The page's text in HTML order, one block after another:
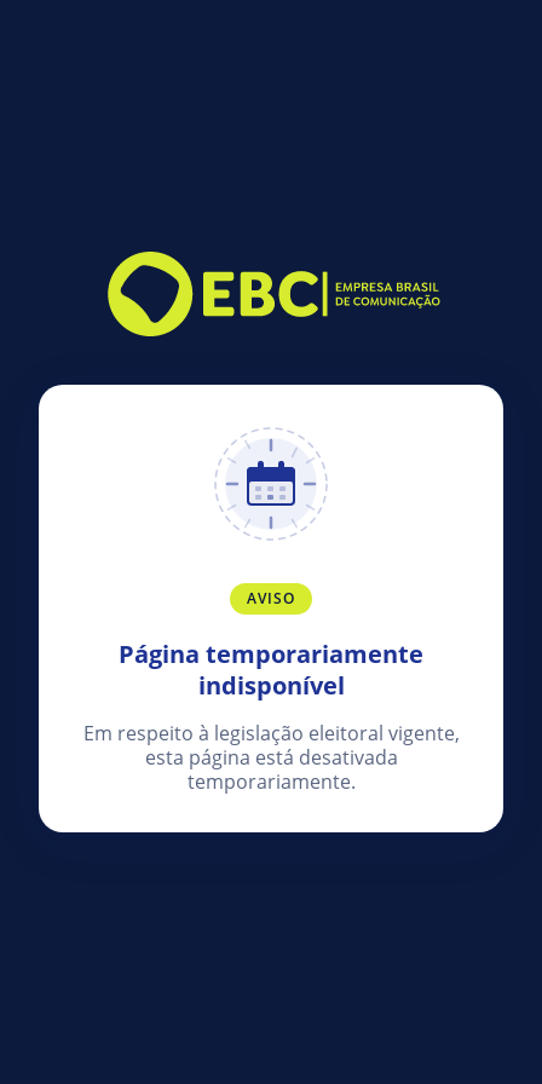
AVISO
Página temporariamente
indisponível
Em respeito à legislação eleitoral vigente,
esta página está desativada
temporariamente.